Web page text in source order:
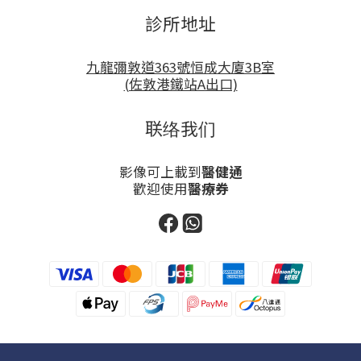
診所地址
九龍彌敦道363號恒成大廈3B室
(佐敦港鐵站A出口)
联络我们
影像可上載到醫健通
歡迎使用醫療券